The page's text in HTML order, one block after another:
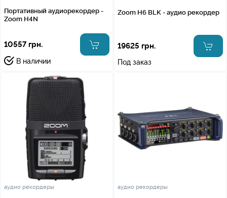
Портативный аудиорекордер -
Zoom H4N
10557 грн.
В наличии
Zoom H6 BLK - аудио рекордер
19625 грн.
Под заказ
аудио рекордеры аудио рекордеры